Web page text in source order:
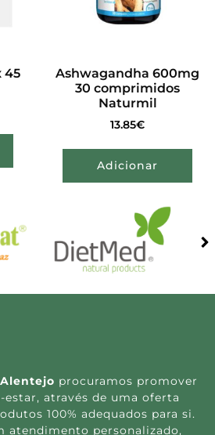
45
Ashwagandha 600mg
30 comprimidos
Naturmil
13.85€
Adicionar
procuramos promover
estar, através de uma oferta
100% adequados para si.
atendimento personalizado,